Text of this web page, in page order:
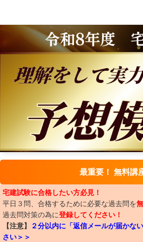
最重要！ 無料講
宅建試験に合格したい方必見！
平日３問、合格するために必要な過去問を
過去問対策の為に登録してください！
【注意】
２分以内に「返信メールが届かな
さい＞＞